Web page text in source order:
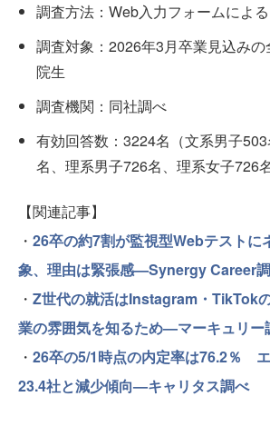
調査方法：Web入力フォームによ
調査対象：2026年3月卒業見込み
院生
調査機関：同社調べ
有効回答数：3224名（文系男子
名、理系男子726名、理系女子726名
【関連記事】
・ 26卒の約7割が監視型Webテストに
象、理由は緊張感—Synergy Career
・ Z世代の就活はInstagram・TikTok
業の雰囲気を知るため—マーキュリー
・ 26卒の5/1時点の内定率は76.2％
23.4社と減少傾向—キャリタス調べ